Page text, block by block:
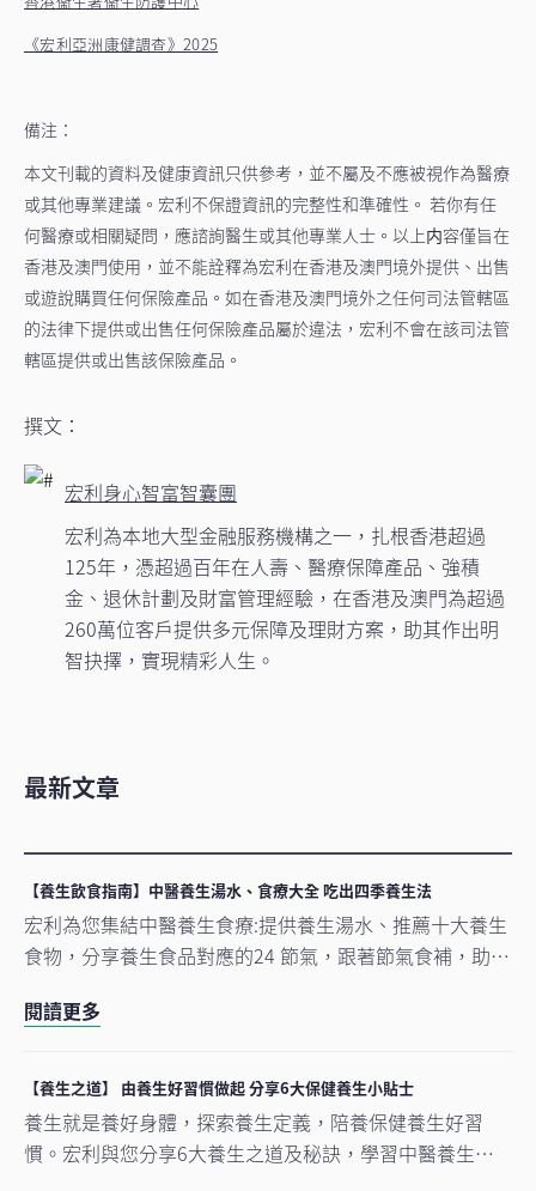
《宏利亞洲康健調查》2025
備注：
本文刊載的資料及健康資訊只供參考，並不屬及不應被視作為醫療
或其他專業建議。宏利不保證資訊的完整性和準確性。 若你有任
何醫療或相關疑問，應諮詢醫生或其他專業人士。以上内容僅旨在
香港及澳門使用，並不能詮釋為宏利在香港及澳門境外提供、出售
或遊說購買任何保險產品。如在香港及澳門境外之任何司法管轄區
的法律下提供或出售任何保險產品屬於違法，宏利不會在該司法管
轄區提供或出售該保險產品。
撰文：
宏利身心智富智囊團
宏利為本地大型金融服務機構之一，扎根香港超過
125年，憑超過百年在人壽、醫療保障產品、強積
金、退休計劃及財富管理經驗，在香港及澳門為超過
260萬位客戶提供多元保障及理財方案，助其作出明
智抉擇，實現精彩人生。
最新文章
【養生飲食指南】中醫養生湯水、食療大全 吃出四季養生法
宏利為您集結中醫養生食療:提供養生湯水、推薦十大養生
食物，分享養生食品對應的24 節氣，跟著節氣食補，助您
閱讀更多
【養生之道】 由養生好習慣做起 分享6大保健養生小貼士
養生就是養好身體，探索養生定義，陪養保健養生好習
慣。宏利與您分享6大養生之道及秘訣，學習中醫養生方